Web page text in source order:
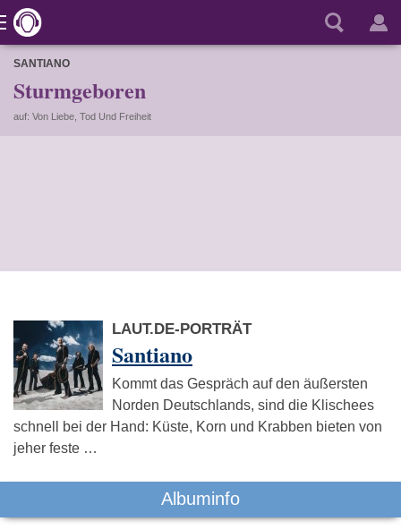
SANTIANO
Sturmgeboren
auf: Von Liebe, Tod Und Freiheit
LAUT.DE-PORTRÄT
Santiano
Kommt das Gespräch auf den äußersten
Norden Deutschlands, sind die Klischees
schnell bei der Hand: Küste, Korn und Krabben bieten von
jeher feste …
Albuminfo